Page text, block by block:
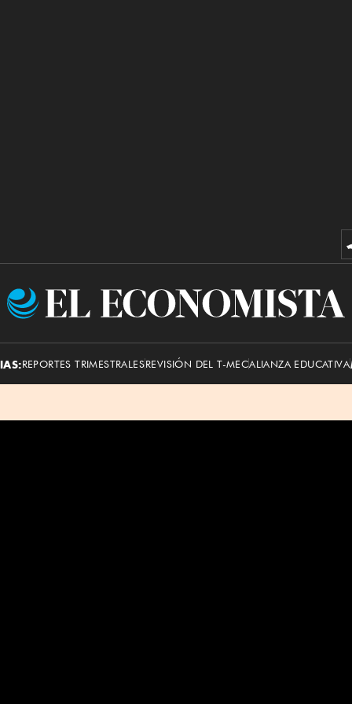
El
REPORTES TRIMESTRALESREVISIÓN DEL T-MECALIANZA EDUCATIVA